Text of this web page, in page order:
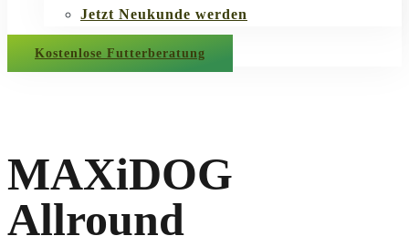
Jetzt Neukunde werden
Kostenlose Futterberatung
MAXiDOG
Allround